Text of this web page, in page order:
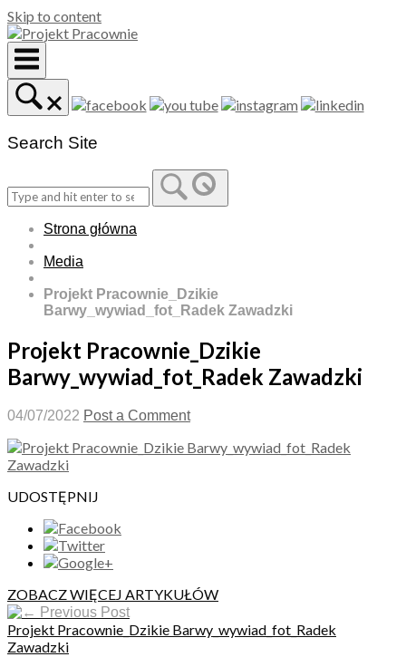
Skip to content
Search Site
Strona główna
Media
Projekt Pracownie_Dzikie
Barwy_wywiad_fot_Radek Zawadzki
Projekt Pracownie_Dzikie
Barwy_wywiad_fot_Radek Zawadzki
04/07/2022 Post a Comment
UDOSTĘPNIJ
ZOBACZ WIĘCEJ ARTYKUŁÓW
Previous Post
Projekt Pracownie_Dzikie Barwy_wywiad_fot_Radek
Zawadzki